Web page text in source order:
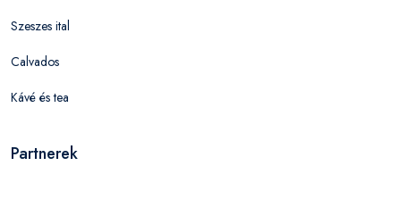
Szeszes ital
Calvados
Kávé és tea
Partnerek